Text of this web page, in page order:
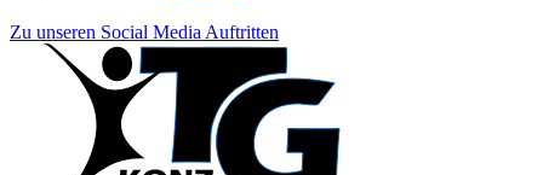
Zu unseren Social Media Auftritten